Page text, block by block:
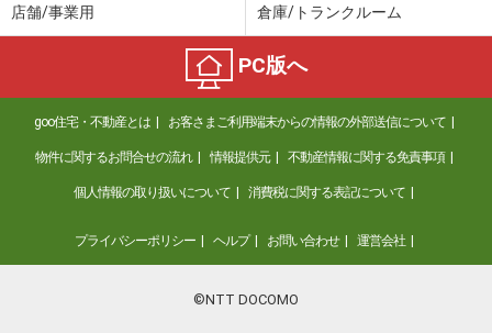
店舗/事業用 倉庫/トランクルーム
PC版へ
goo住宅・不動産とは お客さまご利用端末からの情報の外部送信について
物件に関するお問合せの流れ 情報提供元 不動産情報に関する免責事項
個人情報の取り扱いについて 消費税に関する表記について
プライバシーポリシー ヘルプ お問い合わせ 運営会社
©NTT DOCOMO